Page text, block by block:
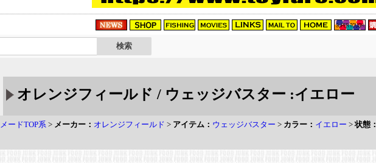
オレンジフィールド / ウェッジバスター :イエロー
ードTOP系 > メーカー： オレンジフィールド > アイテム： ウェッジバスター > カラー： イエロー >状態：